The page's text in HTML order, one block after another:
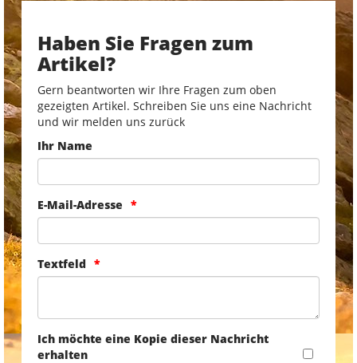
Haben Sie Fragen zum
Artikel?
Gern beantworten wir Ihre Fragen zum oben
gezeigten Artikel. Schreiben Sie uns eine Nachricht
und wir melden uns zurück
Ihr Name
E-Mail-Adresse
Textfeld
Ich möchte eine Kopie dieser Nachricht
erhalten